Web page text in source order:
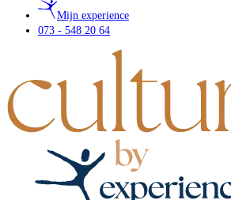
Mijn experience
073 - 548 20 64